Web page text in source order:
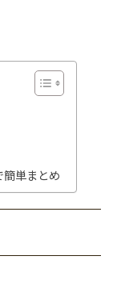
単まとめ